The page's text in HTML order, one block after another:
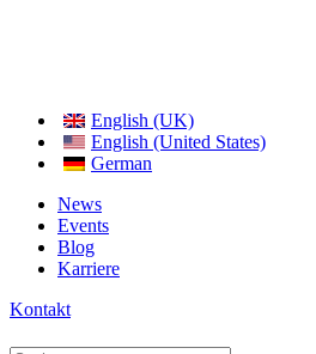
English (UK)
English (United States)
German
News
Events
Blog
Karriere
Kontakt